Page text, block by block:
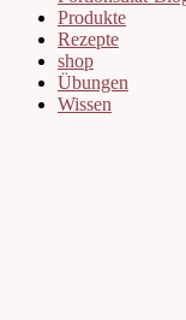
Produkte
Rezepte
shop
Übungen
Wissen